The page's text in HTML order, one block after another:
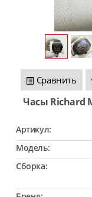
Сравнить
Часы Richard Mille Mens collectoin Rafael Nadal
Артикул:
Модель:
Сборка: